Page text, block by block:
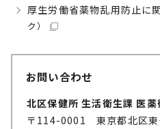
厚生労働省薬物乱用防止に
ク）
お問い合わせ
北区保健所 生活衛生課 医薬
〒114-0001 東京都北区